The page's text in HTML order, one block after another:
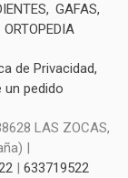
GAFAS
ORTOPEDIA
de Privacidad
un pedido
LAS ZOCAS,
|
633719522